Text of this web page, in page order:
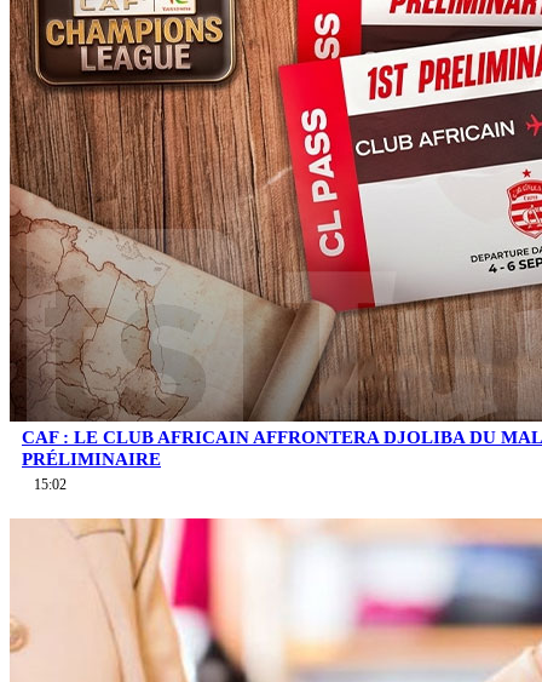
CAF : LE CLUB AFRICAIN AFFRONTERA DJOLIBA DU
PRÉLIMINAIRE
15:02